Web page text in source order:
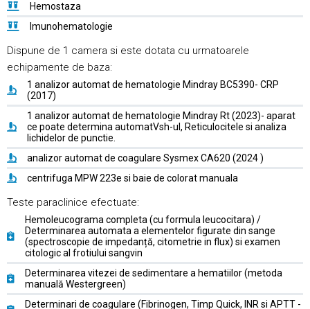
Hemostaza
Imunohematologie
Dispune de 1 camera si este dotata cu urmatoarele
echipamente de baza:
1 analizor automat de hematologie Mindray BC5390- CRP
(2017)
1 analizor automat de hematologie Mindray Rt (2023)- aparat
ce poate determina automatVsh-ul, Reticulocitele si analiza
lichidelor de punctie.
analizor automat de coagulare Sysmex CA620 (2024 )
centrifuga MPW 223e si baie de colorat manuala
Teste paraclinice efectuate:
Hemoleucograma completa (cu formula leucocitara) /
Determinarea automata a elementelor figurate din sange
(spectroscopie de impedanță, citometrie in flux) si examen
citologic al frotiului sangvin
Determinarea vitezei de sedimentare a hematiilor (metoda
manuală Westergreen)
Determinari de coagulare (Fibrinogen, Timp Quick, INR si APTT -